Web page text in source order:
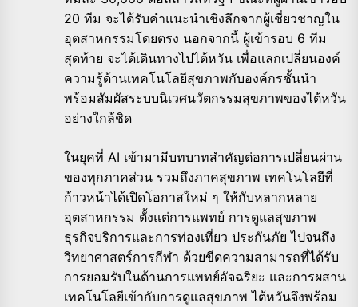
20 ทีม จะได้รับคำแนะนำเชิงลึกจากผู้เชี่ยวชาญใน
อุตสาหกรรมโดยตรง นอกจากนี้ ผู้เข้ารอบ 6 ทีม
สุดท้าย จะได้เดินทางไปไต้หวัน เพื่อแลกเปลี่ยนองค์
ความรู้ด้านเทคโนโลยีสุขภาพกับองค์กรชั้นนำ
พร้อมสัมผัสระบบนิเวศนวัตกรรมสุขภาพของไต้หวัน
อย่างใกล้ชิด
ในยุคที่ AI เข้ามามีบทบาทสำคัญต่อการเปลี่ยนผ่าน
ของทุกภาคส่วน รวมถึงภาคสุขภาพ เทคโนโลยีที่
ก้าวหน้าได้เปิดโอกาสใหม่ ๆ ให้กับหลากหลาย
อุตสาหกรรม ตั้งแต่การแพทย์ การดูแลสุขภาพ
ธุรกิจบริการและการท่องเที่ยว ประกันภัย ไปจนถึง
วิทยาศาสตร์การกีฬา ด้วยขีดความสามารถที่ได้รับ
การยอมรับในด้านการแพทย์อัจฉริยะ และการผสาน
เทคโนโลยีเข้ากับการดูแลสุขภาพ ไต้หวันจึงพร้อม